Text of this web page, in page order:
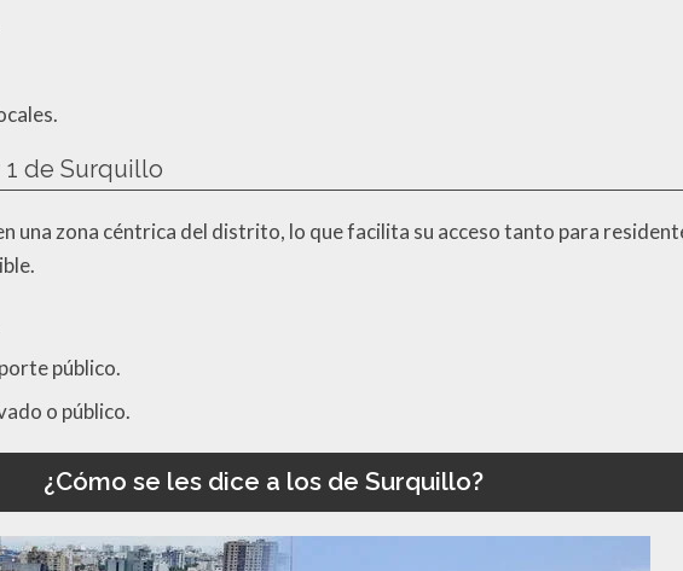
1 de Surquillo
una zona céntrica del distrito, lo que facilita su acceso tanto para
público.
o público.
¿Cómo se les dice a los de Surquillo?